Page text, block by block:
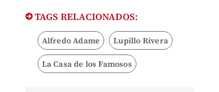
TAGS RELACIONADOS:
Alfredo Adame Lupillo Rivera
La Casa de los Famosos